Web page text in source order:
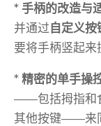
* 手柄的改造与
并通过自定义按
要将手柄竖起来
* 精密的单手操
——包括拇指和
其他按键——来